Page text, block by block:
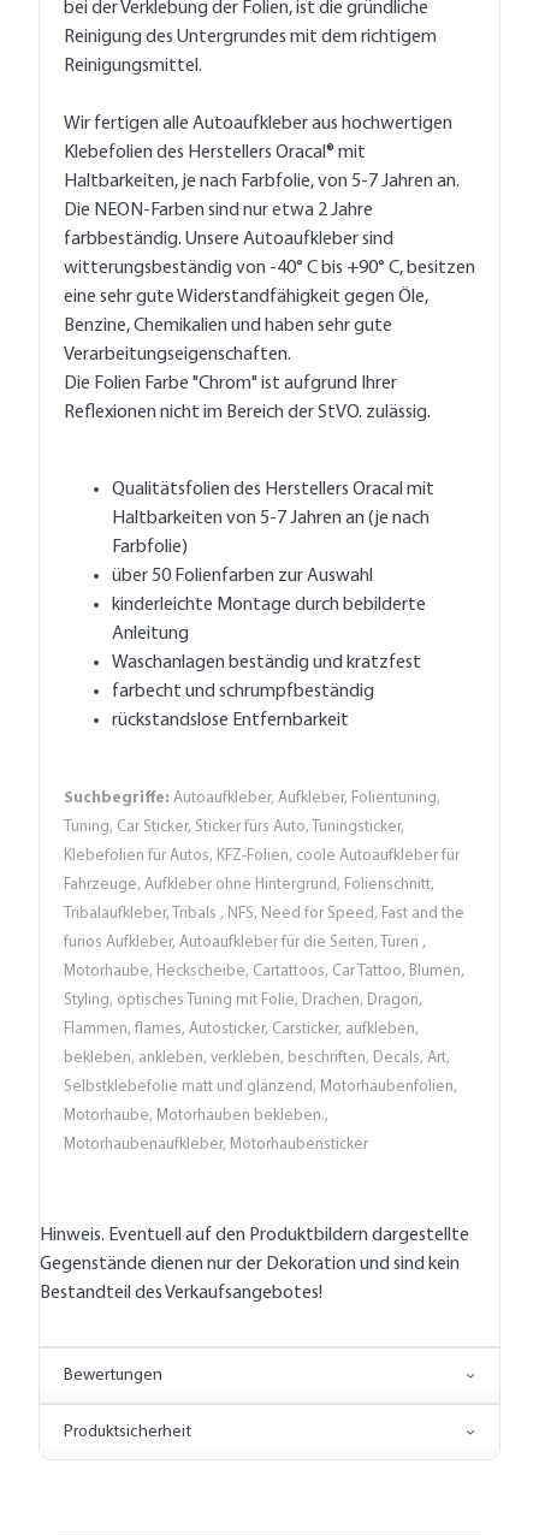
bei der Verklebung der Folien, ist die gründliche
Reinigung des Untergrundes mit dem richtigem
Reinigungsmittel.
Wir fertigen alle Autoaufkleber aus hochwertigen
Klebefolien des Herstellers Oracal® mit
Haltbarkeiten, je nach Farbfolie, von 5-7 Jahren an.
Die NEON-Farben sind nur etwa 2 Jahre
farbbeständig. Unsere Autoaufkleber sind
witterungsbeständig von -40° C bis +90° C, besitzen
eine sehr gute Widerstandfähigkeit gegen Öle,
Benzine, Chemikalien und haben sehr gute
Verarbeitungseigenschaften.
Die Folien Farbe "Chrom" ist aufgrund Ihrer
Reflexionen nicht im Bereich der StVO. zulässig.
Qualitätsfolien des Herstellers Oracal mit
Haltbarkeiten von 5-7 Jahren an (je nach
Farbfolie)
über 50 Folienfarben zur Auswahl
kinderleichte Montage durch bebilderte
Anleitung
Waschanlagen beständig und kratzfest
farbecht und schrumpfbeständig
rückstandslose Entfernbarkeit
Suchbegriffe: Autoaufkleber, Aufkleber, Folientuning,
Tuning, Car Sticker, Sticker fürs Auto, Tuningsticker,
Klebefolien für Autos, KFZ-Folien, coole Autoaufkleber für
Fahrzeuge, Aufkleber ohne Hintergrund, Folienschnitt,
Tribalaufkleber, Tribals , NFS, Need for Speed, Fast and the
furios Aufkleber, Autoaufkleber für die Seiten, Türen ,
Motorhaube, Heckscheibe, Cartattoos, Car Tattoo, Blumen,
Styling, optisches Tuning mit Folie, Drachen, Dragon,
Flammen, flames, Autosticker, Carsticker, aufkleben,
bekleben, ankleben, verkleben, beschriften, Decals, Art,
Selbstklebefolie matt und glänzend, Motorhaubenfolien,
Motorhaube, Motorhauben bekleben.,
Motorhaubenaufkleber, Motorhaubensticker
Hinweis. Eventuell auf den Produktbildern dargestellte
Gegenstände dienen nur der Dekoration und sind kein
Bestandteil des Verkaufsangebotes!
Bewertungen
Produktsicherheit